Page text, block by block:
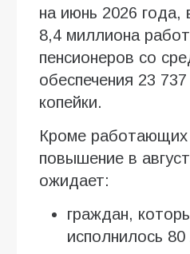
на июнь 2026 года,
8,4 миллиона
пенсионеров со
обеспечения 23
копейки.
Кроме работающих
повышение в
ожидает:
граждан,
исполнилось 80